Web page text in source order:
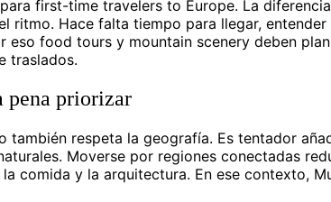
first-time travelers to Europe. La
ritmo. Hace falta tiempo para llegar,
eso food tours y mountain scenery deben
traslados.
pena priorizar
también respeta la geografía. Es tentador
Moverse por regiones conectadas
comida y la arquitectura. En ese contexto,